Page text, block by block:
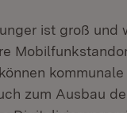
ist groß
zum Ausbau